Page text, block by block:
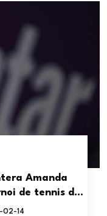
Amanda
de tennis du
02-14